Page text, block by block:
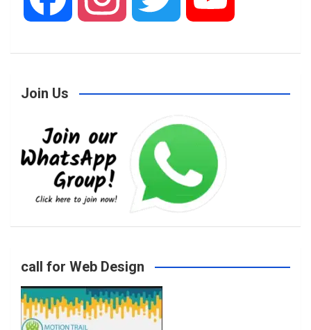
e
b
o
s
r
i u
Join Us
call for Web Design